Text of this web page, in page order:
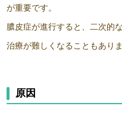
が重要です。
膿皮症が進行すると、二次的
治療が難しくなることもありま
原因